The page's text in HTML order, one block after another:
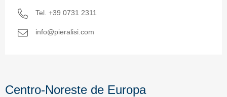
Tel. +39 0731 2311
info@pieralisi.com
Centro-Noreste de Europa